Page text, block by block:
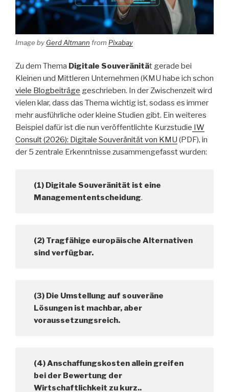
Image by Gerd Altmann from Pixabay
Zu dem Thema Digitale Souveränität gerade bei
Kleinen und Mittleren Unternehmen (KMU habe ich schon
viele Blogbeiträge geschrieben. In der Zwischenzeit wird
vielen klar, dass das Thema wichtig ist, sodass es immer
mehr ausführliche oder kleine Studien gibt. Ein weiteres
Beispiel dafür ist die nun veröffentlichte Kurzstudie IW
Consult (2026): Digitale Souveränität von KMU (PDF), in
der 5 zentrale Erkenntnisse zusammengefasst wurden:
(1) Digitale Souveränität ist eine
Managemententscheidung.
(2) Tragfähige europäische Alternativen
sind verfügbar.
(3) Die Umstellung auf souveräne
Lösungen ist machbar, aber
voraussetzungsreich.
(4) Anschaffungskosten allein greifen
bei der Bewertung der
Wirtschaftlichkeit zu kurz..